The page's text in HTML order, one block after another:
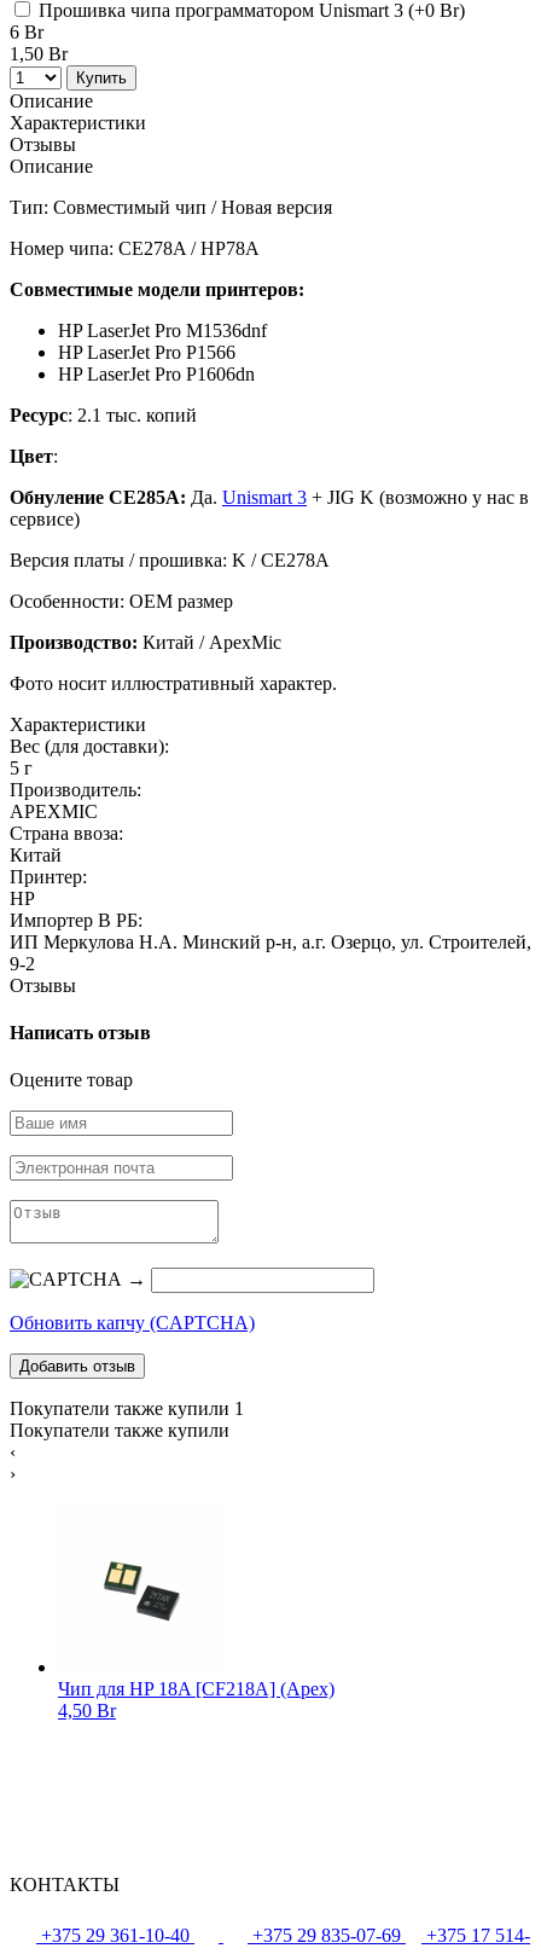
Прошивка чипа программатором Unismart 3 (+0 Br)
6 Br
1,50 Br
Купить
Описание
Характеристики
Отзывы
Описание
Тип: Совместимый чип / Новая версия
Номер чипа: CE278A / HP78A
Совместимые модели принтеров:
HP LaserJet Pro M1536dnf
HP LaserJet Pro P1566
HP LaserJet Pro P1606dn
Ресурс: 2.1 тыс. копий
Цвет:
Обнуление CE285A: Да. Unismart 3 + JIG K (возможно у нас в
сервисе)
Версия платы / прошивка: K / CE278A
Особенности: OEM размер
Производство: Китай / ApexMic
Фото носит иллюстративный характер.
Характеристики
Вес (для доставки):
5 г
Производитель:
APEXMIC
Страна ввоза:
Китай
Принтер:
HP
Импортер В РБ:
ИП Меркулова Н.А. Минский р-н, а.г. Озерцо, ул. Строителей,
9-2
Отзывы
Написать отзыв
Оцените товар
→
Обновить капчу (CAPTCHA)
Покупатели также купили 1
Покупатели также купили
‹
›
Чип для HP 18A [CF218A] (Apex)
4,50 Br
КОНТАКТЫ
+375 29 361-10-40 +375 29 835-07-69
+375 17 514-